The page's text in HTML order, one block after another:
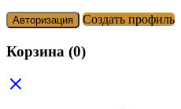
Авторизация Создать профиль
Корзина (0)